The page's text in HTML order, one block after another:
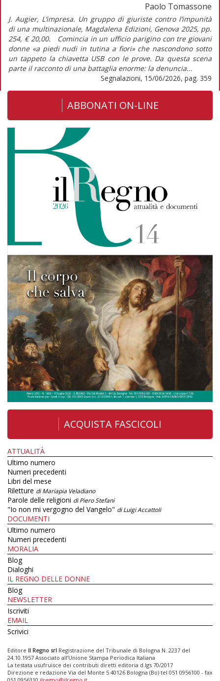
Paolo Tomassone
J. Augier, L’impresa. Un gruppo di giuriste contro l’impunità
di una multinazionale, Magdalena Edizioni, Genova 2025, pp.
254, € 20,00. Comincia in un ufficio parigino con tre giovani
donne «a piedi nudi in tutina a fiori» che nascondono sotto
un tappeto la chiavetta USB con le prove. Da questa scena
parte il racconto di una battaglia enorme: la denuncia...
Segnalazioni, 15/06/2026, pag. 359
ABBONATI ON-LINE
ACQUISTA FASCICOLI
ATTUALITÀ
Ultimo numero
Numeri precedenti
Libri del mese
Riletture di Mariapia Veladiano
Parole delle religioni di Piero Stefani
"Io non mi vergogno del Vangelo" di Luigi Accattoli
DOCUMENTI
Ultimo numero
Numeri precedenti
MORALIA
Blog
Dialoghi
IL REGNO DELLE DONNE
Blog
NEWSLETTER
Iscriviti
EMAIL
Scrivici
Editore Il Regno srl Registrazione del Tribunale di Bologna N. 2237 del
24.10.1957 Associato all’Unione Stampa Periodica Italiana
La testata usufruisce dei contributi diretti editoria d.lgs 70/2017
Direzione e redazione Via del Monte 5 40126 Bologna (Bo) tel 051 0956100 - fax